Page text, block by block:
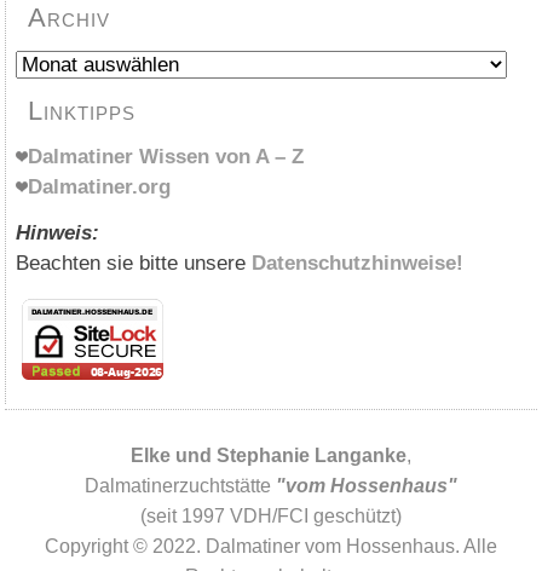
Archiv
Archiv
Linktipps
Dalmatiner Wissen von A – Z
Dalmatiner.org
Hinweis:
Beachten sie bitte unsere Datenschutzhinweise!
Elke und Stephanie Langanke,
Dalmatinerzuchtstätte "vom Hossenhaus"
(seit 1997 VDH/FCI geschützt)
Copyright © 2022. Dalmatiner vom Hossenhaus. Alle